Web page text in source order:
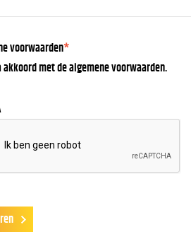
voorwaarden*
akkoord met de algemene voorwaarden.